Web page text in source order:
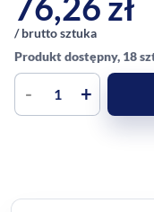
/ brutto sztuka
Produkt dostępny, 18
- +